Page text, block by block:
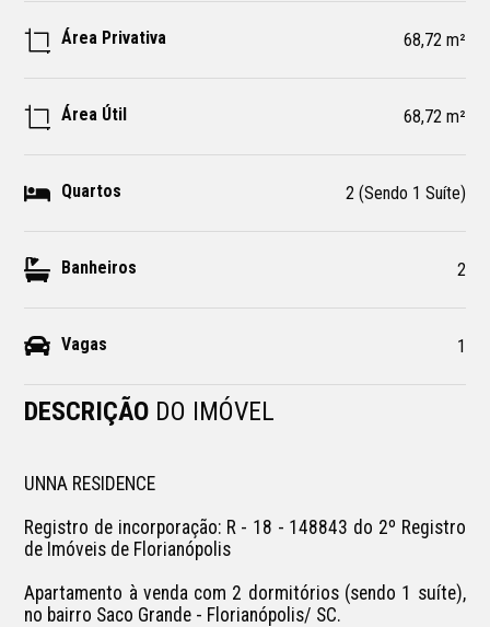
Área Privativa 68,72 m²
Área Útil 68,72 m²
Quartos 2 (Sendo 1 Suíte)
Banheiros 2
Vagas 1
DESCRIÇÃO DO IMÓVEL
UNNA RESIDENCE
Registro de incorporação: R - 18 - 148843 do 2º Registro
de Imóveis de Florianópolis
Apartamento à venda com 2 dormitórios (sendo 1 suíte),
no bairro Saco Grande - Florianópolis/ SC.